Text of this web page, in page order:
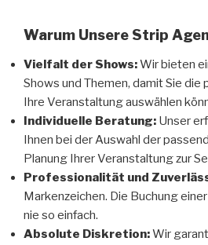
Warum Unsere Strip
Vielfalt der Shows:Wir bieten
Shows und Themen, damit Sie
Ihre Veranstaltung auswählen
Individuelle Beratung: Unser
Ihnen bei der Auswahl der
Planung Ihrer Veranstaltung zur
Professionalität und
Markenzeichen. Die Buchung
nie so einfach.
Absolute Diskretion:Wir